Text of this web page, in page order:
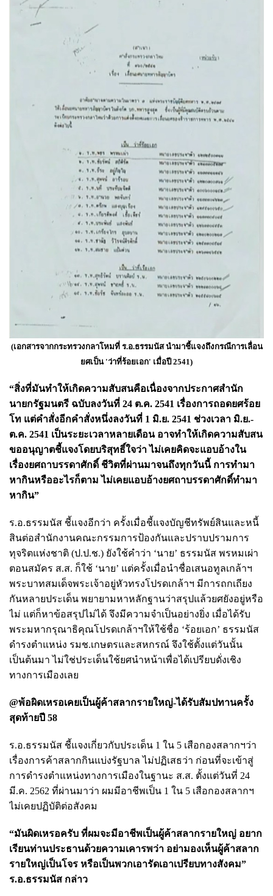
(เอกสารจากกระทรวงกลาโหมที่ ร.อ.ธรรมนัส นำมาชี้แจงถึงกรณีการเลื่อน
ยศเป็น 'ว่าที่ร้อยเอก' เมื่อปี 2541)
“สิ่งที่มันทำให้เกิดความสับสนคือเนื่องจากประกาศสำนัก
นายกรัฐมนตรี ฉบับลงวันที่ 24 ต.ค. 2541 เรื่องการถอดยศร้อย
โท แต่คำสั่งอีกคำสั่งหนึ่งลงวันที่ 1 มิ.ย. 2541 ช่วงเวลา มิ.ย.-
ต.ค. 2541 เป็นระยะเวลาหลายเดือน อาจทำให้เกิดความสับสน
ขออนุญาตชี้แจงโดยบริสุทธิ์ใจว่า ไม่เคยคิดจะแอบอ้างใน
เรื่องยศถาบรรดาศักดิ์ ชีวิตที่ผ่านมาจนถึงทุกวันนี้ การทำมา
หากินหรืออะไรก็ตาม ไม่เคยแอบอ้างยศถาบรรดาศักดิ์ทำมา
หากิน”
ร.อ.ธรรมนัส ชี้แจงอีกว่า ครั้งเมื่อชี้แจงบัญชีทรัพย์สินและหนี้
สินต่อสำนักงานคณะกรรมการป้องกันและปราบปรามการ
ทุจริตแห่งชาติ (ป.ป.ช.) ยังใช้คำว่า ‘นาย’ ธรรมนัส พรหมเผ่า
ตอนสมัคร ส.ส. ก็ใช้ ‘นาย’ แต่ครั้งเมื่อนำชื่อเสนอทูลเกล้าฯ
พระบาทสมเด็จพระเจ้าอยู่หัวทรงโปรดเกล้าฯ มีการถกเถียง
กันหลายประเด็น พยายามหาหลักฐานว่าสรุปแล้วยศยังอยู่หรือ
ไม่ แต่ก็หาข้อสรุปไม่ได้ จึงมีความจำเป็นอย่างยิ่ง เมื่อได้รับ
พระมหากรุณาธิคุณโปรดเกล้าฯให้ใช้ชื่อ ‘ร้อยเอก’ ธรรมนัส
ดำรงตำแหน่ง รมช.เกษตรและสหกรณ์ จึงใช้ตั้งแต่วันนั้น
เป็นต้นมา ไม่ใช่ประเด็นใช้ยศนำหน้าเพื่อได้เปรียบดั่งเชิง
ทางการเมืองเลย
@พ้อผิดเหรอเคยเป็นผู้ค้าสลากรายใหญ่-ได้รับสัมปทานครั้ง
สุดท้ายปี 58
ร.อ.ธรรมนัส ชี้แจงเกี่ยวกับประเด็น 1 ใน 5 เสือกองสลากฯว่า
เรื่องการค้าสลากกินแบ่งรัฐบาล ไม่ปฏิเสธว่า ก่อนที่จะเข้าสู่
การดำรงตำแหน่งทางการเมืองในฐานะ ส.ส. ตั้งแต่วันที่ 24
มี.ค. 2562 ที่ผ่านมาว่า ผมมีอาชีพเป็น 1 ใน 5 เสือกองสลากฯ
ไม่เคยปฏิบัติต่อสังคม
“มันผิดเหรอครับ ที่ผมจะมีอาชีพเป็นผู้ค้าสลากรายใหญ่ อยาก
เรียนท่านประธานด้วยความเคารพว่า อย่ามองเห็นผู้ค้าสลาก
รายใหญ่เป็นโจร หรือเป็นพวกเอารัดเอาเปรียบทางสังคม”
ร.อ.ธรรมนัส กล่าว